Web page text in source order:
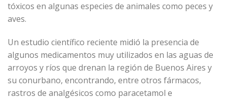
tóxicos en algunas especies de animales como peces y
aves.
Un estudio científico reciente midió la presencia de
algunos medicamentos muy utilizados en las aguas de
arroyos y ríos que drenan la región de Buenos Aires y
su conurbano, encontrando, entre otros fármacos,
rastros de analgésicos como paracetamol e